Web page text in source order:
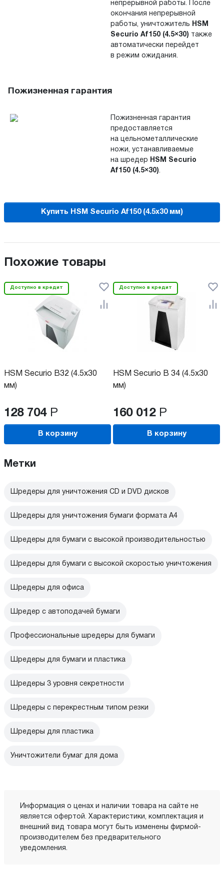
непрерывной работы. После
окончания непрерывной
работы, уничтожитель
HSM
Securio Af150 (4.5×30) также
автоматически перейдет
в режим ожидания.
Пожизненная гарантия
Пожизненная гарантия
предоставляется
на цельнометаллические
ножи, устанавливаемые
на шредер
HSM Securio
Af150 (4.5×30).
Купить HSM Securio Af150 (4.5x30 мм)
Похожие товары
Доступно в кредит
HSM Securio B32 (4.5х30
мм)
128 704 Р
В корзину
Доступно в кредит
HSM Securio B 34 (4.5х30
мм)
160 012 Р
В корзину
Метки
Шредеры для уничтожения CD и DVD дисков
Шредеры для уничтожения бумаги формата А4
Шредеры для бумаги с высокой производительностью
Шредеры для бумаги с высокой скоростью уничтожения
Шредеры для офиса
Шредер с автоподачей бумаги
Профессиональные шредеры для бумаги
Шредеры для бумаги и пластика
Шредеры 3 уровня секретности
Шредеры с перекрестным типом резки
Шредеры для пластика
Уничтожители бумаг для дома
Информация о ценах и наличии товара на сайте не
является офертой. Характеристики, комплектация и
внешний вид товара могут быть изменены фирмой-
производителем без предварительного
уведомления.